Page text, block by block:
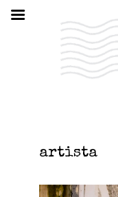
artista